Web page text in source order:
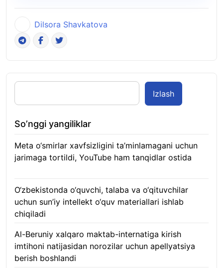
Dilsora Shavkatova
Izlash
So’nggi yangiliklar
Meta o‘smirlar xavfsizligini ta’minlamagani uchun
jarimaga tortildi, YouTube ham tanqidlar ostida
O‘zbekistonda o‘quvchi, talaba va o‘qituvchilar
uchun sun’iy intellekt o‘quv materiallari ishlab
chiqiladi
Al-Beruniy xalqaro maktab-internatiga kirish
imtihoni natijasidan norozilar uchun apellyatsiya
berish boshlandi